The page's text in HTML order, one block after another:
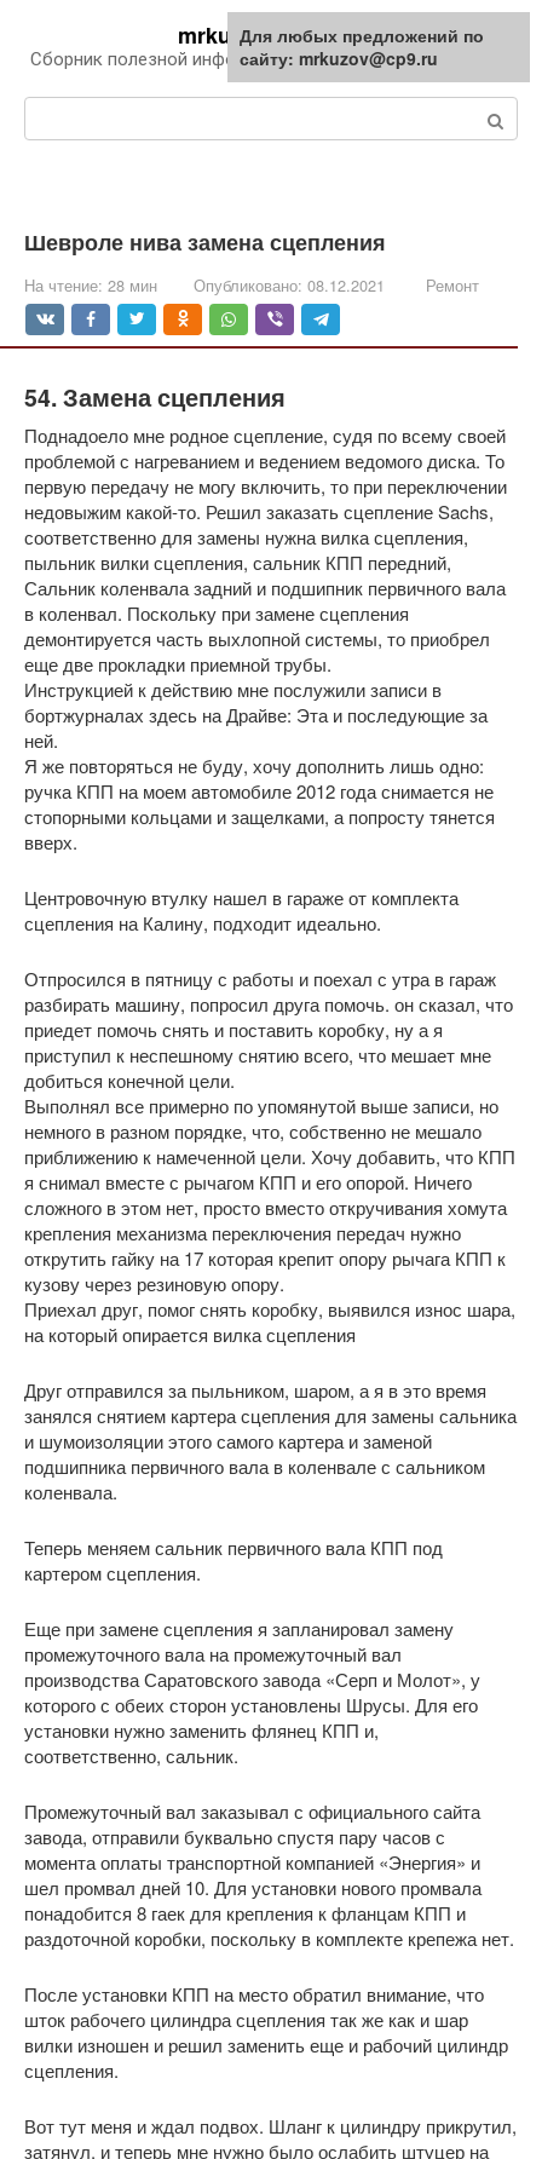
контенту
mrkuzov.ru
Сборник полезной информации про автомобили
Шевроле нива замена сцепления
На чтение: 28 мин Опубликовано: 08.12.2021 Ремонт
54. Замена сцепления
Поднадоело мне родное сцепление, судя по всему своей
проблемой с нагреванием и ведением ведомого диска. То
первую передачу не могу включить, то при переключении
недовыжим какой-то. Решил заказать сцепление Sachs,
соответственно для замены нужна вилка сцепления,
пыльник вилки сцепления, сальник КПП передний,
Сальник коленвала задний и подшипник первичного вала
в коленвал. Поскольку при замене сцепления
демонтируется часть выхлопной системы, то приобрел
еще две прокладки приемной трубы.
Инструкцией к действию мне послужили записи в
бортжурналах здесь на Драйве: Эта и последующие за
ней.
Я же повторяться не буду, хочу дополнить лишь одно:
ручка КПП на моем автомобиле 2012 года снимается не
стопорными кольцами и защелками, а попросту тянется
вверх.
Центровочную втулку нашел в гараже от комплекта
сцепления на Калину, подходит идеально.
Отпросился в пятницу с работы и поехал с утра в гараж
разбирать машину, попросил друга помочь. он сказал, что
приедет помочь снять и поставить коробку, ну а я
приступил к неспешному снятию всего, что мешает мне
добиться конечной цели.
Выполнял все примерно по упомянутой выше записи, но
немного в разном порядке, что, собственно не мешало
приближению к намеченной цели. Хочу добавить, что КПП
я снимал вместе с рычагом КПП и его опорой. Ничего
сложного в этом нет, просто вместо откручивания хомута
крепления механизма переключения передач нужно
открутить гайку на 17 которая крепит опору рычага КПП к
кузову через резиновую опору.
Приехал друг, помог снять коробку, выявился износ шара,
на который опирается вилка сцепления
Друг отправился за пыльником, шаром, а я в это время
занялся снятием картера сцепления для замены сальника
и шумоизоляции этого самого картера и заменой
подшипника первичного вала в коленвале с сальником
коленвала.
Теперь меняем сальник первичного вала КПП под
картером сцепления.
Еще при замене сцепления я запланировал замену
промежуточного вала на промежуточный вал
производства Саратовского завода «Серп и Молот», у
которого с обеих сторон установлены Шрусы. Для его
установки нужно заменить флянец КПП и,
соответственно, сальник.
Промежуточный вал заказывал с официального сайта
завода, отправили буквально спустя пару часов с
момента оплаты транспортной компанией «Энергия» и
шел промвал дней 10. Для установки нового промвала
понадобится 8 гаек для крепления к фланцам КПП и
раздоточной коробки, поскольку в комплекте крепежа нет.
После установки КПП на место обратил внимание, что
шток рабочего цилиндра сцепления так же как и шар
вилки изношен и решил заменить еще и рабочий цилиндр
сцепления.
Вот тут меня и ждал подвох. Шланг к цилиндру прикрутил,
затянул, и теперь мне нужно было ослабить штуцер на
Для любых предложений по
сайту: mrkuzov@cp9.ru
Для любых предложений по
сайту: mrkuzov@cp9.ru